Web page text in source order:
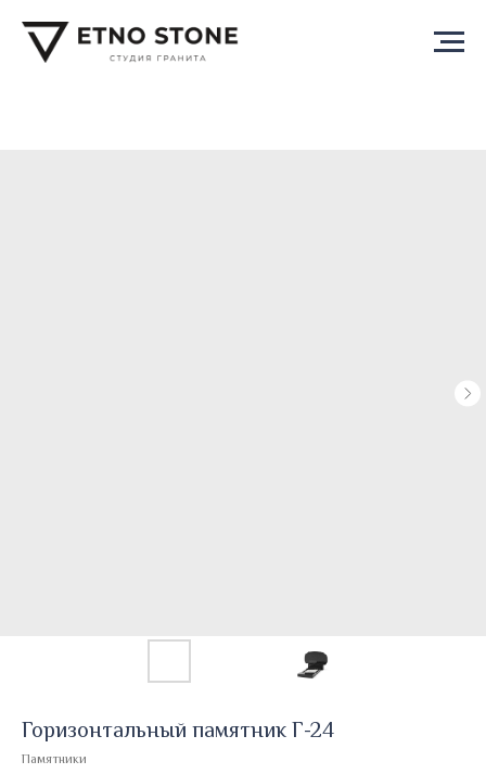
Горизонтальный памятник Г-24
Памятники